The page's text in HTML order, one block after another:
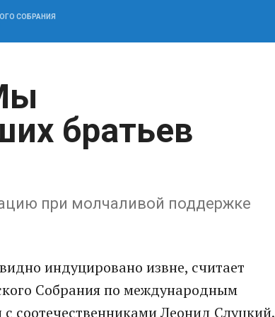
СОБРАНИЯ
братьев
при молчаливой поддержке
индуцировано извне, считает
Собрания по международным
соотечественниками Леонид Слуцкий.